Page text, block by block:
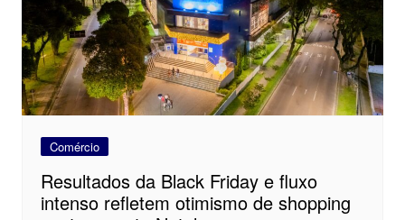
Comércio
Resultados da Black Friday e fluxo
intenso refletem otimismo de shopping